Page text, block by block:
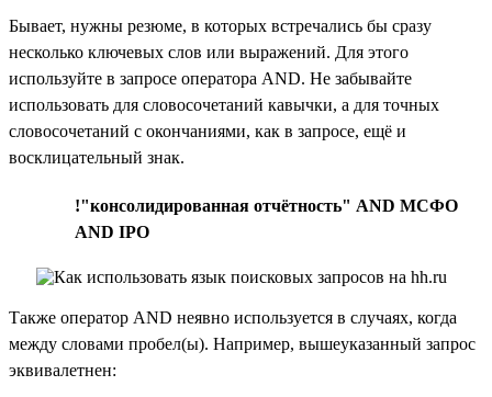
Бывает, нужны резюме, в которых встречались бы сразу
несколько ключевых слов или выражений. Для этого
используйте в запросе оператора AND. Не забывайте
использовать для словосочетаний кавычки, а для точных
словосочетаний с окончаниями, как в запросе, ещё и
восклицательный знак.
!"консолидированная отчётность" AND МСФО
AND IPO
Также оператор AND неявно используется в случаях, когда
между словами пробел(ы). Например, вышеуказанный запрос
эквивалетнен: